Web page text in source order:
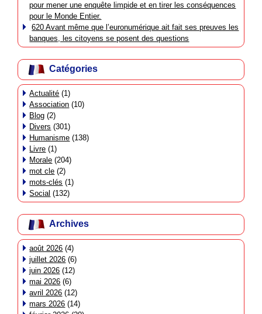
pour mener une enquête limpide et en tirer les conséquences
pour le Monde Entier.
620 Avant même que l’euronumérique ait fait ses preuves les
banques, les citoyens se posent des questions
Catégories
Actualité (1)
Association (10)
Blog (2)
Divers (301)
Humanisme (138)
Livre (1)
Morale (204)
mot cle (2)
mots-clés (1)
Social (132)
Archives
août 2026 (4)
juillet 2026 (6)
juin 2026 (12)
mai 2026 (6)
avril 2026 (12)
mars 2026 (14)